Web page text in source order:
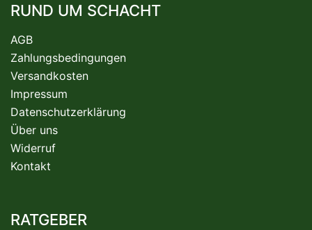
RUND UM SCHACHT
AGB
Zahlungsbedingungen
Versandkosten
Impressum
Datenschutzerklärung
Über uns
Widerruf
Kontakt
RATGEBER